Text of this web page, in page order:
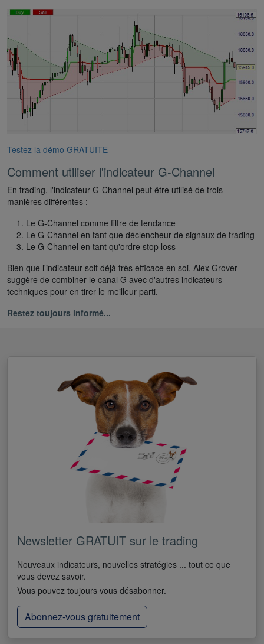
Testez la démo GRATUITE
Comment utiliser l'indicateur G-Channel
En trading, l'indicateur G-Channel peut être utilisé de trois
manières différentes :
Le G-Channel comme filtre de tendance
Le G-Channel en tant que déclencheur de signaux de trading
Le G-Channel en tant qu'ordre stop loss
Bien que l'indicateur soit déjà très efficace en soi, Alex Grover
suggère de combiner le canal G avec d'autres indicateurs
techniques pour en tirer le meilleur parti.
Restez toujours informé...
Newsletter GRATUIT sur le trading
Nouveaux indicateurs, nouvelles stratégies ... tout ce que
vous devez savoir.
Vous pouvez toujours vous désabonner.
Abonnez-vous gratuitement